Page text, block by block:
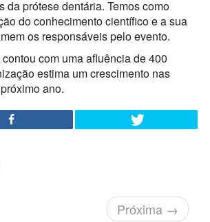
da prótese dentária. Temos como
do conhecimento científico e a sua
os responsáveis pelo evento.
com uma afluência de 400
estima um crescimento nas
ano.
Próxima →